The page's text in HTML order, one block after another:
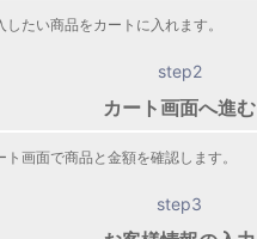
したい商品をカートに入れます。
step2
カート画面へ進む
ト画面で商品と金額を確認します。
step3